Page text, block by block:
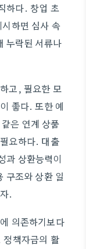
하다. 창업 초
하면 심사 속
누락된 서류나
고, 필요한 모
좋다. 또한 예
은 연계 상품
요하다. 대출
과 상환능력이
구조와 상환 일
.
의존하기보다
책자금의 활